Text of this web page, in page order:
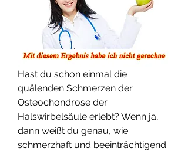
Hast du schon einmal die
quälenden Schmerzen der
Osteochondrose der
Halswirbelsäule erlebt? Wenn ja,
dann weißt du genau, wie
schmerzhaft und beeinträchtigend